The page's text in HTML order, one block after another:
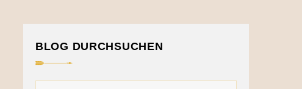
BLOG DURCHSUCHEN